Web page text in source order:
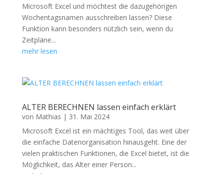
Microsoft Excel und möchtest die dazugehörigen
Wochentagsnamen ausschreiben lassen? Diese
Funktion kann besonders nützlich sein, wenn du
Zeitpläne...
mehr lesen
ALTER BERECHNEN lassen einfach erklärt
von Mathias | 31. Mai 2024
Microsoft Excel ist ein mächtiges Tool, das weit über
die einfache Datenorganisation hinausgeht. Eine der
vielen praktischen Funktionen, die Excel bietet, ist die
Möglichkeit, das Alter einer Person...